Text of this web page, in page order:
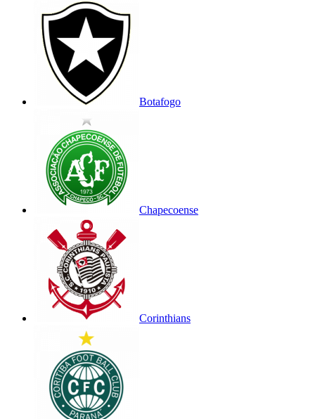
Botafogo
Chapecoense
Corinthians